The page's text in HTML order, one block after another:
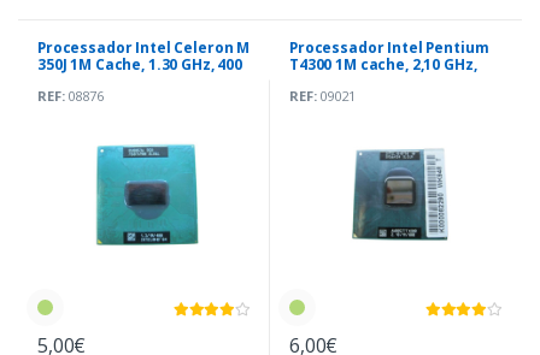
Processador Intel Celeron M
350J 1M Cache, 1.30 GHz, 400
REF:08876
5,00€
Processador Intel Pentium
T4300 1M cache, 2,10 GHz,
REF:09021
6,00€